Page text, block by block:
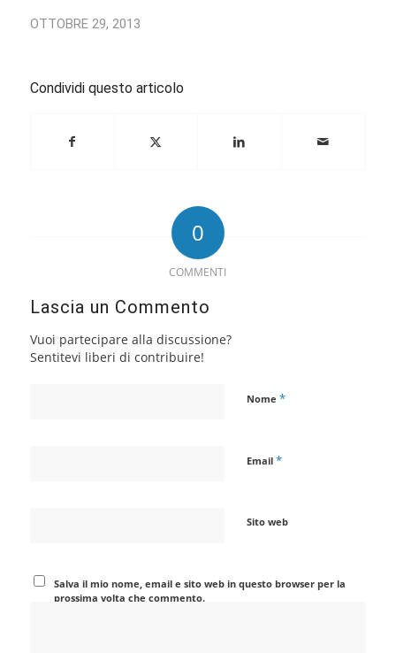
OTTOBRE 29, 2013
Condividi questo articolo
0
COMMENTI
Lascia un Commento
Vuoi partecipare alla discussione?
Sentitevi liberi di contribuire!
Nome *
Email *
Sito web
Salva il mio nome, email e sito web in questo browser per la
prossima volta che commento.